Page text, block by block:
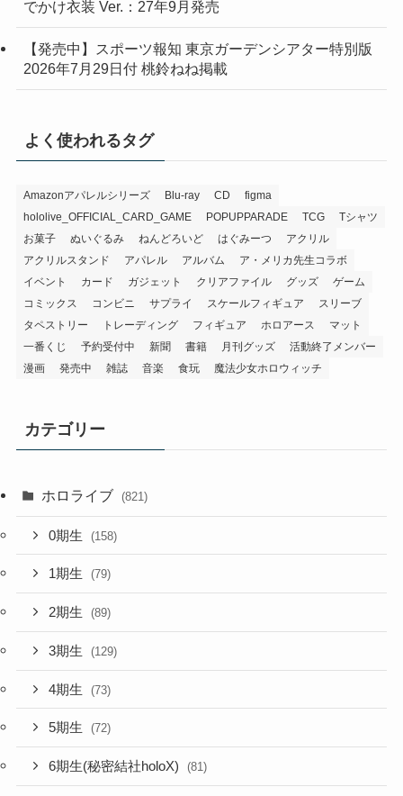
でかけ衣装 Ver.：27年9月発売
【発売中】スポーツ報知 東京ガーデンシアター特別版
2026年7月29日付 桃鈴ねね掲載
よく使われるタグ
Amazonアパレルシリーズ Blu-ray CD
figma
hololive_OFFICIAL_CARD_GAME
POPUPPARADE TCG
Tシャツ
お菓子
ぬいぐるみ ねんどろいど はぐみーつ
アクリル
アクリルスタンド
アパレル アルバム
ア・メリカ先生コラボ
イベント
カード ガジェット クリアファイル グッズ
ゲーム
コミックス
コンビニ サプライ スケールフィギュア
スリーブ
タペストリー
トレーディング フィギュア ホロアース
マット
一番くじ
予約受付中 新聞 書籍 月刊グッズ
活動終了メンバー
漫画
発売中 雑誌 音楽 食玩 魔法少女ホロウィッチ
カテゴリー
ホロライブ (821)
0期生 (158)
1期生 (79)
2期生 (89)
3期生 (129)
4期生 (73)
5期生 (72)
6期生(秘密結社holoX) (81)